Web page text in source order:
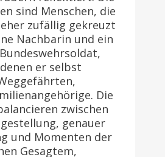
sind Menschen, die
zufällig gekreuzt
Nachbarin und ein
er selbst
Die
zwischen
genauer
und Momenten der
Gesagtem,